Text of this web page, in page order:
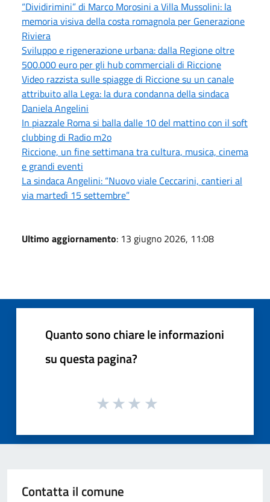
“Dividirimini” di Marco Morosini a Villa Mussolini: la
memoria visiva della costa romagnola per Generazione
Riviera
Sviluppo e rigenerazione urbana: dalla Regione oltre
500.000 euro per gli hub commerciali di Riccione
Video razzista sulle spiagge di Riccione su un canale
attribuito alla Lega: la dura condanna della sindaca
Daniela Angelini
In piazzale Roma si balla dalle 10 del mattino con il soft
clubbing di Radio m2o
Riccione, un fine settimana tra cultura, musica, cinema
e grandi eventi
La sindaca Angelini: “Nuovo viale Ceccarini, cantieri al
via martedì 15 settembre”
Ultimo aggiornamento: 13 giugno 2026, 11:08
Quanto sono chiare le informazioni
su questa pagina?
Contatta il comune